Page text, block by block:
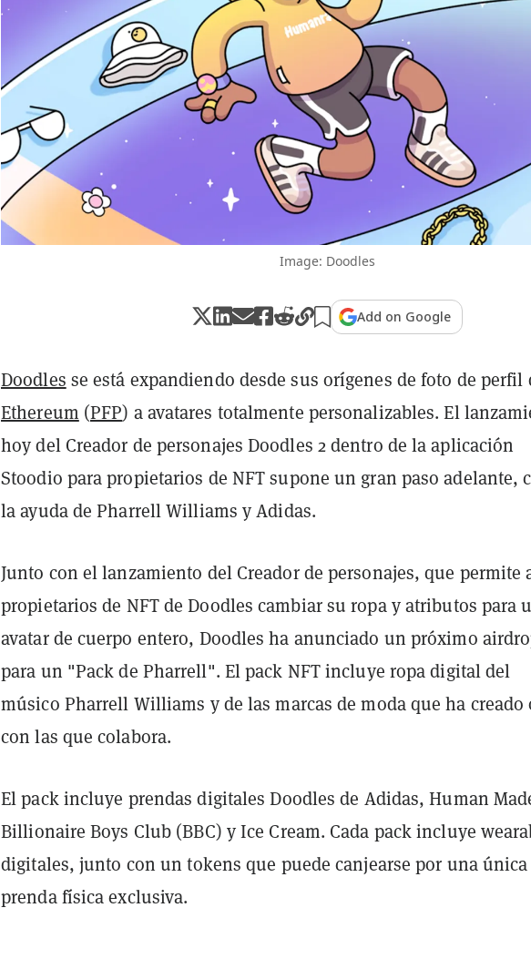
Image: Doodles
Add on Google
Doodles se está expandiendo desde sus orígenes de foto de perfil
Ethereum (PFP) a avatares totalmente personalizables. El
hoy del Creador de personajes Doodles 2 dentro de la aplicación
Stoodio para propietarios de NFT supone un gran paso adelante,
la ayuda de Pharrell Williams y Adidas.
Junto con el lanzamiento del Creador de personajes, que permite
propietarios de NFT de Doodles cambiar su ropa y atributos para
avatar de cuerpo entero, Doodles ha anunciado un próximo
para un "Pack de Pharrell". El pack NFT incluye ropa digital del
músico Pharrell Williams y de las marcas de moda que ha creado
con las que colabora.
El pack incluye prendas digitales Doodles de Adidas, Human
Billionaire Boys Club (BBC) y Ice Cream. Cada pack incluye
digitales, junto con un tokens que puede canjearse por una única
prenda física exclusiva.